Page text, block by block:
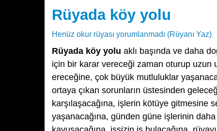
Rüyada köy yolu
Henüz okur rüyası yorumlanmadı (Rüyanı Yaz)
Rüyada köy yolu aklı başında ve daha
için bir karar vereceği zaman oturup uzun
ereceğine, çok büyük mutluluklar
ortaya çıkan sorunların üstesinden
karşılaşacağına, işlerin kötüye gitmesine
yaşanacağına, günden güne işlerinin